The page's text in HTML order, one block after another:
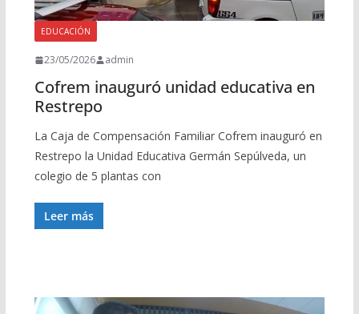
EDUCACIÓN
23/05/2026 admin
Cofrem inauguró unidad educativa en
Restrepo
La Caja de Compensación Familiar Cofrem inauguró en
Restrepo la Unidad Educativa Germán Sepúlveda, un
colegio de 5 plantas con
Leer más